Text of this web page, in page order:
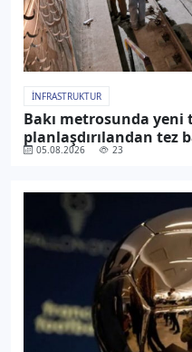
İNFRASTRUKTUR
Bakı metrosunda
planlaşdırılandan tez
05.08.2026 23